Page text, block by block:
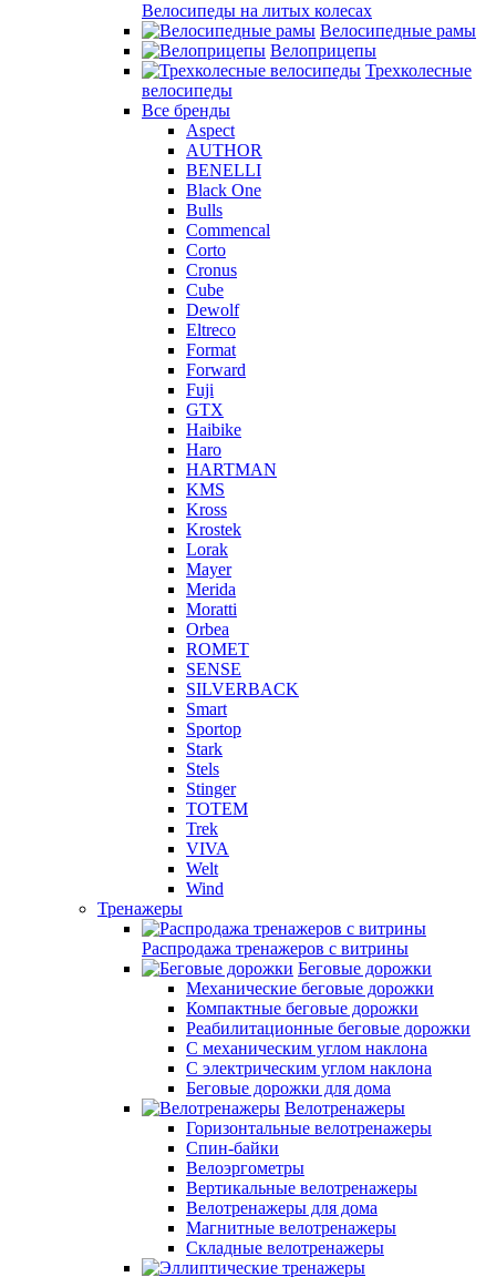
Велосипеды на литых колесах
Велосипедные рамы
Велоприцепы
Трехколесные
велосипеды
Все бренды
Aspect
AUTHOR
BENELLI
Black One
Bulls
Commencal
Corto
Cronus
Cube
Dewolf
Eltreco
Format
Forward
Fuji
GTX
Haibike
Haro
HARTMAN
KMS
Kross
Krostek
Lorak
Mayer
Merida
Moratti
Orbea
ROMET
SENSE
SILVERBACK
Smart
Sportop
Stark
Stels
Stinger
TOTEM
Trek
VIVA
Welt
Wind
Тренажеры
Распродажа тренажеров с витрины
Беговые дорожки
Механические беговые дорожки
Компактные беговые дорожки
Реабилитационные беговые дорожки
С механическим углом наклона
С электрическим углом наклона
Беговые дорожки для дома
Велотренажеры
Горизонтальные велотренажеры
Спин-байки
Велоэргометры
Вертикальные велотренажеры
Велотренажеры для дома
Магнитные велотренажеры
Складные велотренажеры